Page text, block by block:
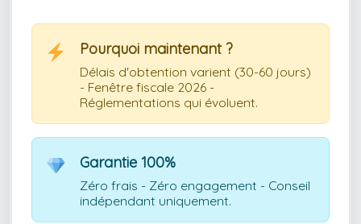
Pourquoi maintenant ?
Délais d'obtention varient (30-60 jours)
- Fenêtre fiscale 2026 -
Réglementations qui évoluent.
Garantie 100%
Zéro frais - Zéro engagement - Conseil
indépendant uniquement.